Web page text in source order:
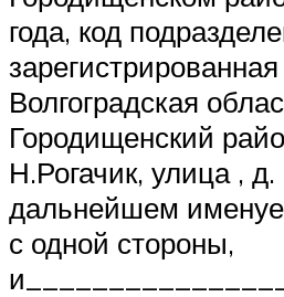
года, код
Волгоградская
Городищенский
Н.Рогачик, улица , д.
дальнейшем
с одной стороны,